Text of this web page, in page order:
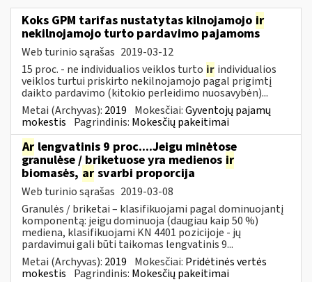
Koks GPM tarifas nustatytas kilnojamojo ir
nekilnojamojo turto pardavimo pajamoms
Web turinio sąrašas 2019-03-12
15 proc. - ne individualios veiklos turto ir individualios
veiklos turtui priskirto nekilnojamojo pagal prigimtį
daikto pardavimo (kitokio perleidimo nuosavybėn)...
Metai (Archyvas): 2019 Mokesčiai:Gyventojų pajamų
mokestis Pagrindinis: Mokesčių pakeitimai
Ar lengvatinis 9 proc....Jeigu minėtose
granulėse / briketuose yra medienos ir
biomasės, ar svarbi proporcija
Web turinio sąrašas 2019-03-08
Granulės / briketai – klasifikuojami pagal dominuojantį
komponentą: jeigu dominuoja (daugiau kaip 50 %)
mediena, klasifikuojami KN 4401 pozicijoje - jų
pardavimui gali būti taikomas lengvatinis 9...
Metai (Archyvas): 2019 Mokesčiai: Pridėtinės vertės
mokestis Pagrindinis: Mokesčių pakeitimai